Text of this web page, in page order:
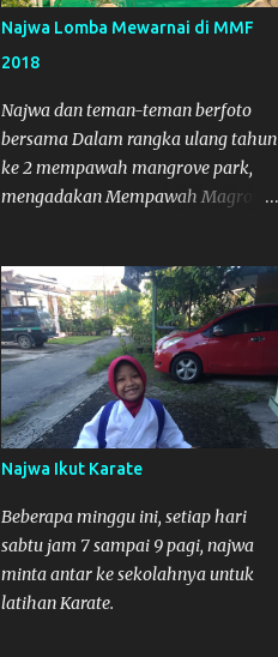
Najwa Lomba Mewarnai di MMF
2018
Najwa dan teman-teman berfoto
bersama Dalam rangka ulang tahun
ke 2 mempawah mangrove park,
mengadakan Mempawah Magrove
serta dalam lomba mewarnai. Dan
Alhamdulillah, Najwa mendapat
Juara.
Najwa Ikut Karate
Beberapa minggu ini, setiap hari
sabtu jam 7 sampai 9 pagi, najwa
minta antar ke sekolahnya untuk
latihan Karate.